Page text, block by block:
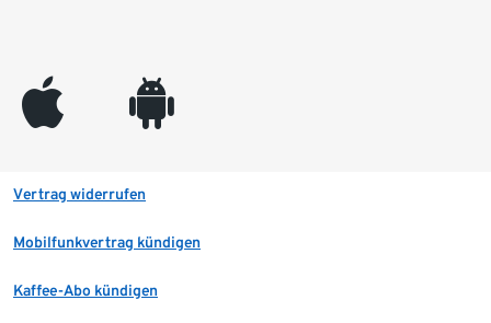
appleinc android
Vertrag widerrufen
Mobilfunkvertrag kündigen
Kaffee-Abo kündigen